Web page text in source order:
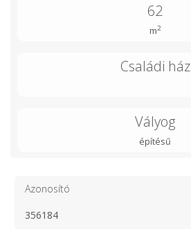
62
m2
Családi ház
Vályog
építésű
Azonosító
356184